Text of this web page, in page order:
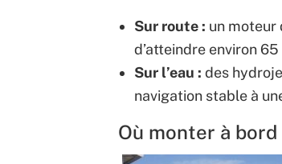
Sur route : un moteur
d’atteindre environ
Sur l’eau : des
navigation stable à
Où monter à bord